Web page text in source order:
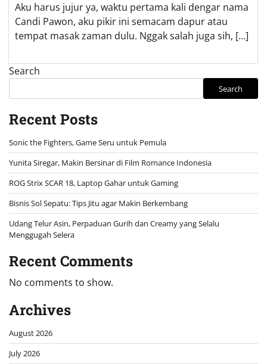
Aku harus jujur ya, waktu pertama kali dengar nama
Candi Pawon, aku pikir ini semacam dapur atau
tempat masak zaman dulu. Nggak salah juga sih, […]
Search
Search
Recent Posts
Sonic the Fighters, Game Seru untuk Pemula
Yunita Siregar, Makin Bersinar di Film Romance Indonesia
ROG Strix SCAR 18, Laptop Gahar untuk Gaming
Bisnis Sol Sepatu: Tips Jitu agar Makin Berkembang
Udang Telur Asin, Perpaduan Gurih dan Creamy yang Selalu
Menggugah Selera
Recent Comments
No comments to show.
Archives
August 2026
July 2026